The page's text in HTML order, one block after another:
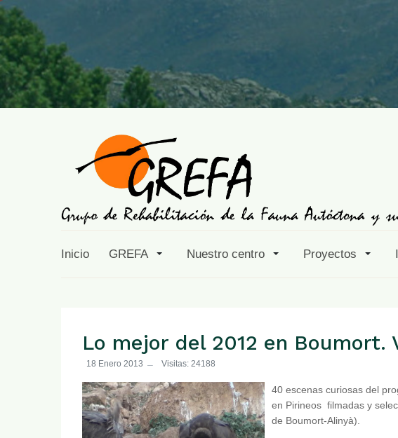
Inicio GREFA Nuestro centro Proyectos
Lo mejor del 2012 en Boumort.
18 Enero 2013 Visitas: 24188
40 escenas curiosas del
en Pirineos filmadas y
de Boumort-Alinyà).